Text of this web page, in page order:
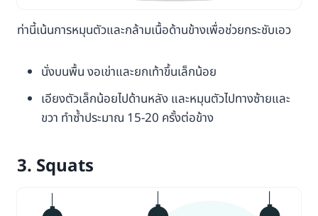
ท่านี้เน้นการหมุนตัวและกล้ามเนื้อด้านข้างเพื่อช่วยกระชับเอว
นั่งบนพื้น งอเข่าและยกเท้าขึ้นเล็กน้อย
เอียงตัวเล็กน้อยไปด้านหลัง และหมุนตัวไปทางซ้ายและ
ขวา ทำซ้ำประมาณ 15-20 ครั้งต่อข้าง
3. Squats